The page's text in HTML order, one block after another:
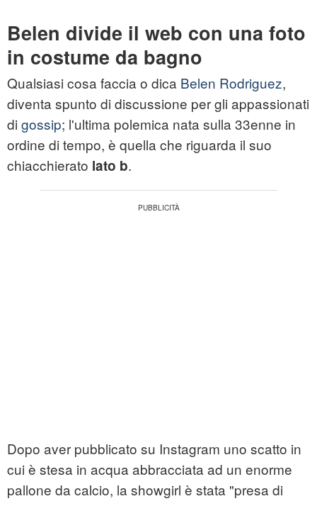
Belen divide il web con una foto
in costume da bagno
Qualsiasi cosa faccia o dica Belen Rodriguez,
diventa spunto di discussione per gli appassionati
di gossip; l'ultima polemica nata sulla 33enne in
ordine di tempo, è quella che riguarda il suo
chiacchierato lato b.
Dopo aver pubblicato su Instagram uno scatto in
cui è stesa in acqua abbracciata ad un enorme
pallone da calcio, la showgirl è stata "presa di